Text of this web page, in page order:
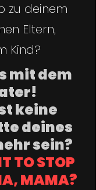
deinem
Eltern,
Kind?​
mit dem
keine
deines
sein?
TO STOP
MAMA?